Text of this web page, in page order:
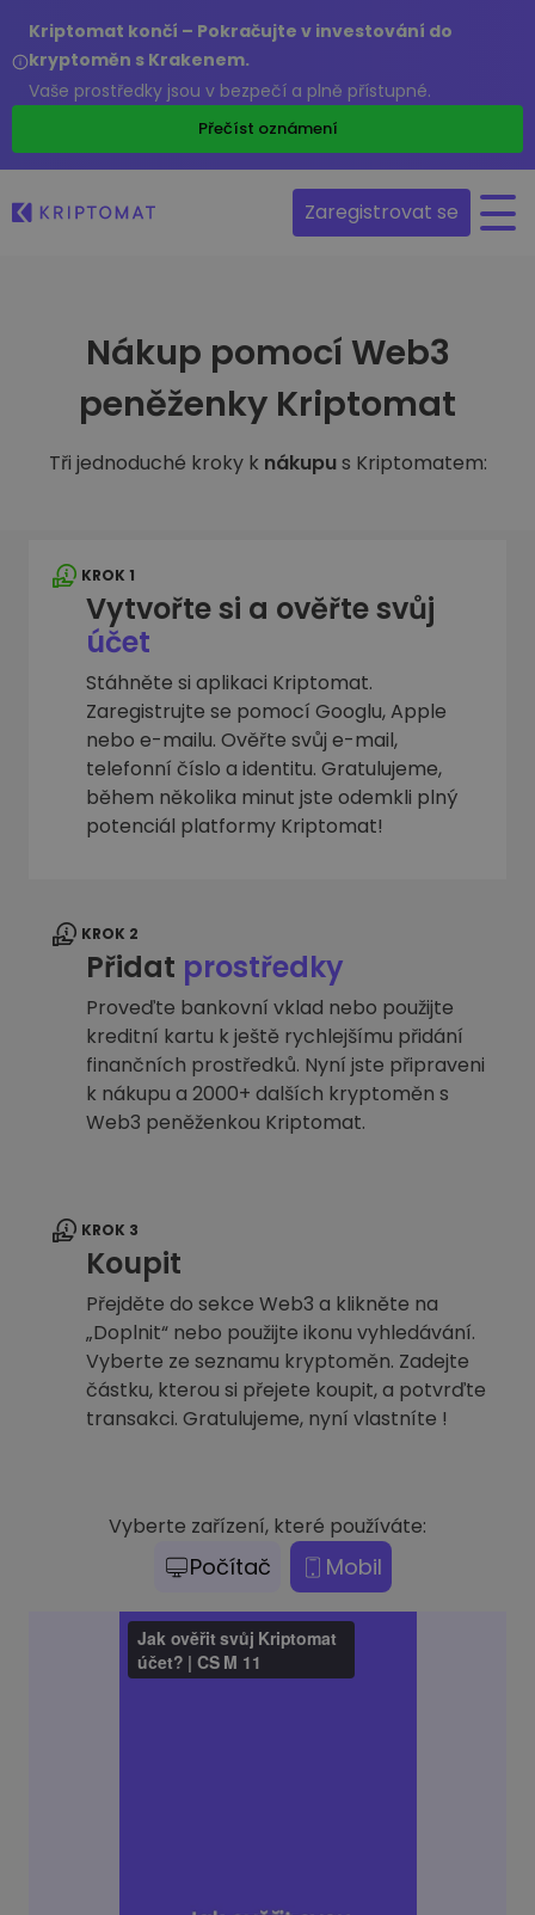
Kriptomat končí – Pokračujte v investování do
kryptoměn s Krakenem.
Vaše prostředky jsou v bezpečí a plně přístupné.
Přečíst oznámení
Zaregistrovat se
Nákup pomocí Web3
peněženky Kriptomat
Tři jednoduché kroky k nákupus Kriptomatem:
KROK 1
Vytvořte si a ověřte svůj
účet
Stáhněte si aplikaci Kriptomat.
Zaregistrujte se pomocí Googlu, Apple
nebo e-mailu. Ověřte svůj e-mail,
telefonní číslo a identitu. Gratulujeme,
během několika minut jste odemkli plný
potenciál platformy Kriptomat!
KROK 2
Přidat prostředky
Proveďte bankovní vklad nebo použijte
kreditní kartu k ještě rychlejšímu přidání
finančních prostředků. Nyní jste připraveni
k nákupu a 2000+ dalších kryptoměn s
Web3 peněženkou Kriptomat.
KROK 3
Koupit
Přejděte do sekce Web3 a klikněte na
„Doplnit“ nebo použijte ikonu vyhledávání.
Vyberte ze seznamu kryptoměn. Zadejte
částku, kterou si přejete koupit, a potvrďte
transakci. Gratulujeme, nyní vlastníte !
Vyberte zařízení, které používáte:
Počítač Mobil